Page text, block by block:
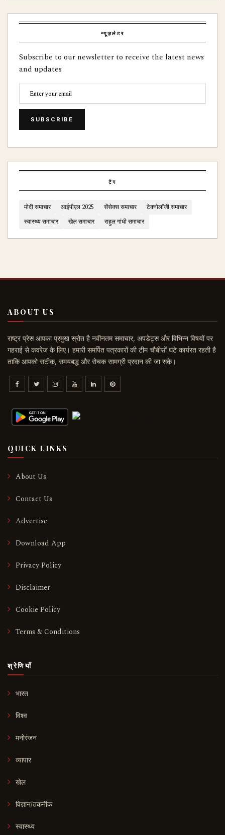
न्यूज़लेटर
Subscribe to our newsletter to receive the latest news
and updates
SUBSCRIBE
टैग
मोदी समाचार आईपीएल 2025 सेंसेक्स समाचार
टेक्नोलॉजी समाचार
स्वास्थ्य समाचार
खेल समाचार राहुल गांधी समाचार
ABOUT US
राष्ट्र प्रेस आपका प्रमुख स्रोत है नवीनतम समाचार, अपडेट्स और विभिन्न विषयों पर
गहराई से कवरेज के लिए। हमारी समर्पित पत्रकारों की टीम चौबीसों घंटे कार्यरत रहती है
ताकि आपको सटीक, समयबद्ध और रोचक सामग्री प्रदान की जा सके।
QUICK LINKS
About Us
Contact Us
Advertise
Download App
Privacy Policy
Disclaimer
Cookie Policy
Terms & Conditions
श्रेणियाँ
भारत
विश्व
मनोरंजन
व्यापार
खेल
विज्ञान/तकनीक
स्वास्थ्य